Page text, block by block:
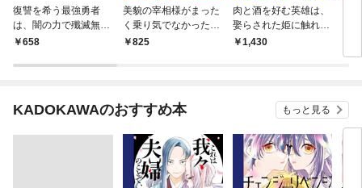
復讐を希う最強勇者
は、闇の力で殲滅無双
する 1
658
美貌の宰相様がまった
く乗り気でなかったの
で、好き勝手したら、
825
肉と酒を好む英雄は、
娶らされた姫に触れら
れない。
1,430
KADOKAWAのおすすめ本 もっと見る